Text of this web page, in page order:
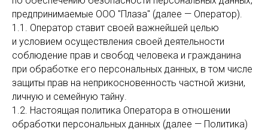
предпринимаемые ООО "Плаза" (далее — Оператор).
1.1. Оператор ставит своей важнейшей целью
и условием осуществления своей деятельности
соблюдение прав и свобод человека и гражданина
при обработке его персональных данных, в том числе
защиты прав на неприкосновенность частной жизни,
личную и семейную тайну.
1.2. Настоящая политика Оператора в отношении
обработки персональных данных (далее — Политика)